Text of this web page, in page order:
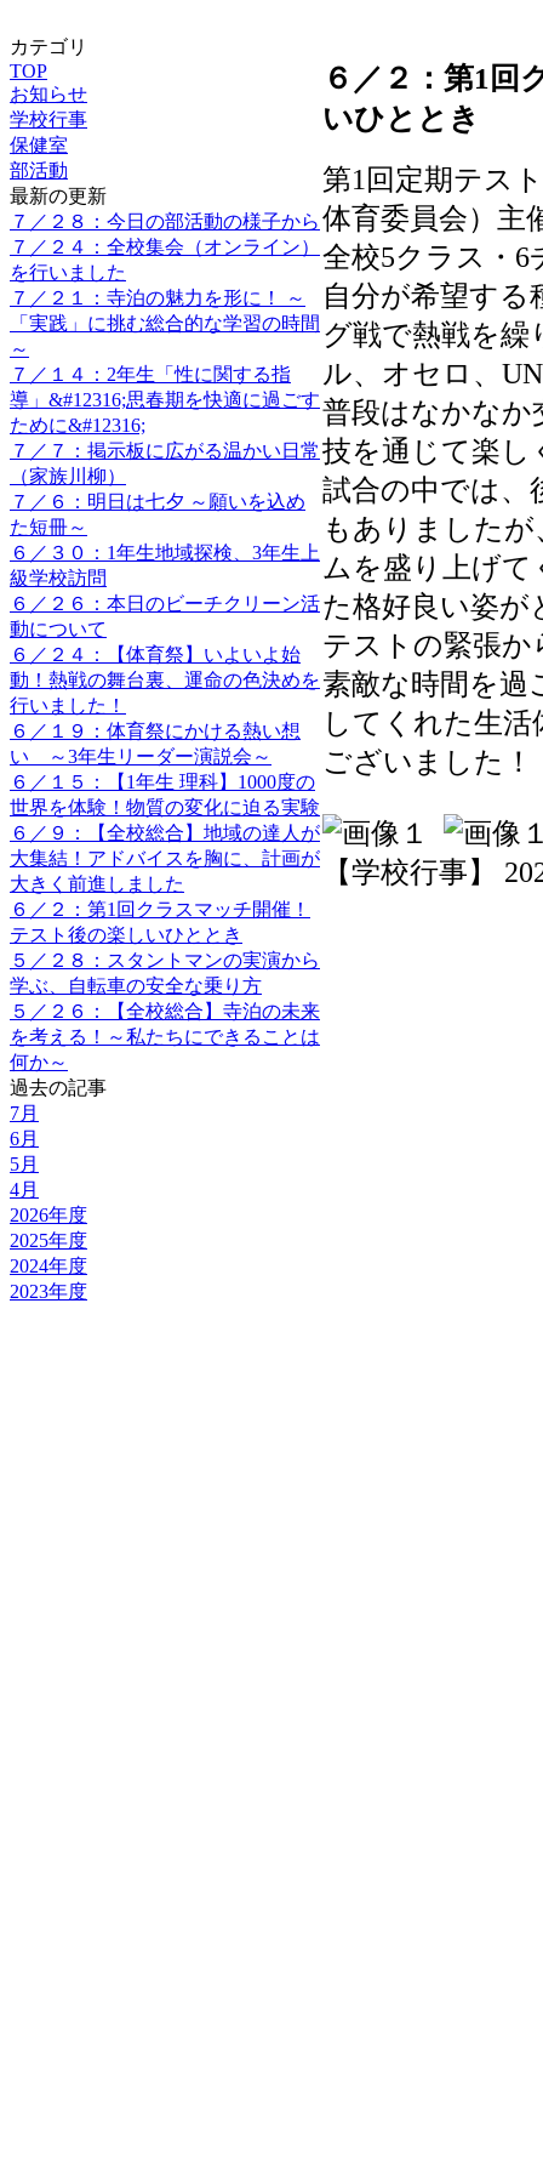
カテゴリ
TOP
お知らせ
学校行事
保健室
部活動
最新の更新
７／２８：今日の部活動の様子から
７／２４：全校集会（オンライン）
を行いました
７／２１：寺泊の魅力を形に！ ～
「実践」に挑む総合的な学習の時間
～
７／１４：2年生「性に関する指
導」&#12316;思春期を快適に過ごす
ために&#12316;
７／７：掲示板に広がる温かい日常
（家族川柳）
７／６：明日は七夕 ～願いを込め
た短冊～
６／３０：1年生地域探検、3年生上
級学校訪問
６／２６：本日のビーチクリーン活
動について
６／２４：【体育祭】いよいよ始
動！熱戦の舞台裏、運命の色決めを
行いました！
６／１９：体育祭にかける熱い想
い ～3年生リーダー演説会～
６／１５：【1年生 理科】1000度の
世界を体験！物質の変化に迫る実験
６／９：【全校総合】地域の達人が
大集結！アドバイスを胸に、計画が
大きく前進しました
６／２：第1回クラスマッチ開催！
テスト後の楽しいひととき
５／２８：スタントマンの実演から
学ぶ、自転車の安全な乗り方
５／２６：【全校総合】寺泊の未来
を考える！～私たちにできることは
何か～
過去の記事
7月
6月
5月
4月
2026年度
2025年度
2024年度
2023年度
６／２：第1回
いひととき
第1回定期テス
体育委員会）主
全校5クラス・
自分が希望す
グ戦で熱戦を繰
ル、オセロ、
普段はなかなか
技を通じて楽し
試合の中では、
もありました
ムを盛り上げ
た格好良い姿が
テストの緊張か
素敵な時間を過
してくれた生
ございました！
【学校行事】